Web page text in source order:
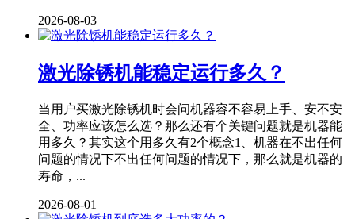
2026-08-03
激光除锈机能稳定运行多久？
当用户买激光除锈机时会问机器容不容易上手、安不安
全、功率应该怎么选？那么还有个关键问题就是机器能
用多久？其实这个用多久有2个概念1、机器在不出任何
问题的情况下不出任何问题的情况下，那么就是机器的
寿命，...
2026-08-01